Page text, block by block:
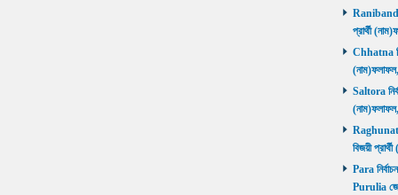
Ranibandh
প্রার্থী
Chhatna
Saltora
বিজয়ী
Para
Purulia